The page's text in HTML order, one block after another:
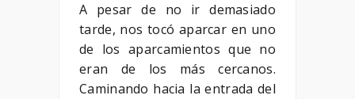
A pesar de no ir demasiado
tarde, nos tocó aparcar en uno
de los aparcamientos que no
eran de los más cercanos.
Caminando hacia la entrada del